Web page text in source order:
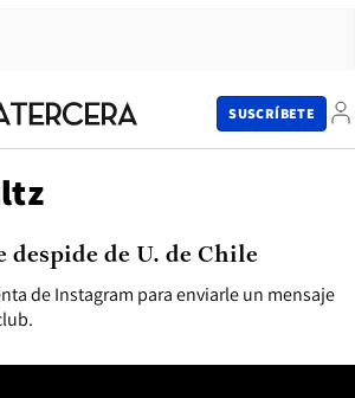
SUSCRÍBETE
de Instagram para enviarle un mensaje
despide de U. de Chile